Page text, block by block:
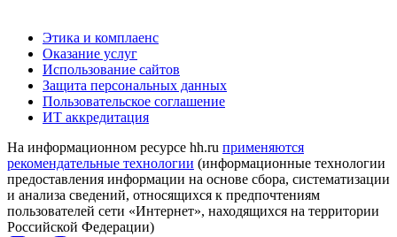
Этика и комплаенс
Оказание услуг
Использование сайтов
Защита персональных данных
Пользовательское соглашение
ИТ аккредитация
На информационном ресурсе hh.ru применяются
рекомендательные технологии (информационные технологии
предоставления информации на основе сбора, систематизации
и анализа сведений, относящихся к предпочтениям
пользователей сети «Интернет», находящихся на территории
Российской Федерации)